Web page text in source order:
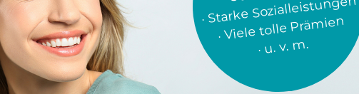
Starke Sozialleistungen
Viele tolle Prämien
u. v. m.